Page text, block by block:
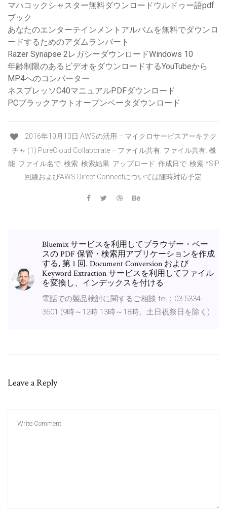
マハコックシャスター無料ダウンロードウルドゥー語pdf
ブック
あなたのエンターテインメントアルバムを無料でダウンロ
ードするためのアダムランバート
Razer Synapse 2レガシーダウンロードWindows 10
年齢制限のあるビデオをダウンロードするYouTubeから
MP4へのコンバーター
ネスプレッソC40マニュアルPDFダウンロード
PCブラックアウトオープンベータダウンロード
2016年10月13日 AWSの活用 – マイクロサービスアーキテク
チャ (1) PureCloud Collaborate – ファイル共有. ファイル共有. 機
能. ファイル名で. 検索. 検索結果. アップロード. 作成日で. 検索 *SIP
回線およびAWS Direct Connectについては随時対応予定.
Bluemix サービスを利用してブラウザー・ベー
スの PDF 保管・検索用アプリケーションを作成
する, 第 1 回. Document Conversion および
Keyword Extraction サービスを利用してファイル
を変換し、インデックスを付ける
電話での製品検討に関するご相談 tel：03-5334-
3601 (9時～12時 13時～18時。土日祝祭日を除く)
Leave a Reply